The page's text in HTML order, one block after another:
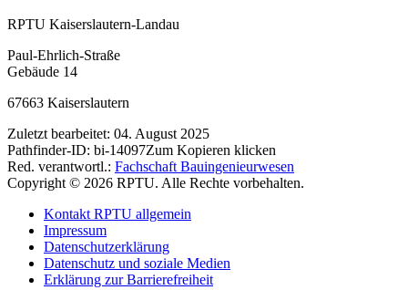
RPTU Kaiserslautern-Landau
Paul-Ehrlich-Straße
Gebäude 14
67663 Kaiserslautern
Zuletzt bearbeitet: 04. August 2025
Pathfinder-ID: bi-14097Zum Kopieren klicken
Red. verantwortl.: Fachschaft Bauingenieurwesen
Copyright © 2026 RPTU. Alle Rechte vorbehalten.
Kontakt RPTU allgemein
Impressum
Datenschutzerklärung
Datenschutz und soziale Medien
Erklärung zur Barrierefreiheit